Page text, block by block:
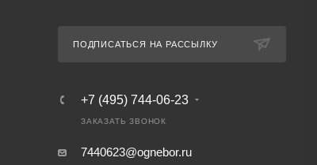
ПОДПИСАТЬСЯ НА РАССЫЛКУ
+7 (495) 744-06-23
ЗАКАЗАТЬ ЗВОНОК
7440623@ognebor.ru